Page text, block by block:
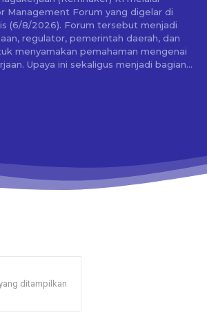
Management Forum yang digelar di
tersebut menjadi
regulator, pemerintah daerah, dan
menyamakan pemahaman mengenai
Upaya ini sekaligus menjadi bagian...
ditampilkan